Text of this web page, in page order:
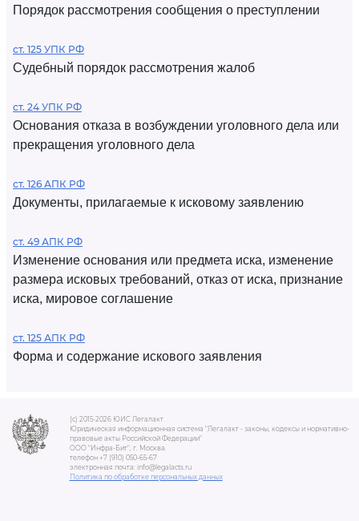
Порядок рассмотрения сообщения о преступлении
ст. 125 УПК РФ
Судебный порядок рассмотрения жалоб
ст. 24 УПК РФ
Основания отказа в возбуждении уголовного дела или
прекращения уголовного дела
ст. 126 АПК РФ
Документы, прилагаемые к исковому заявлению
ст. 49 АПК РФ
Изменение основания или предмета иска, изменение
размера исковых требований, отказ от иска, признание
иска, мировое соглашение
ст. 125 АПК РФ
Форма и содержание искового заявления
(c) 2015-2026 ЮИС Легалакт
Юридическая информационная система "Легалакт - законы, кодексы и нормативно-
правовые акты Российской Федерации"
ООО "Инфра-Бит", г. Москва.
телефон +7 (910) 050-65-67
электронная почта: info@legalacts.ru
Политика по обработке персональных данных